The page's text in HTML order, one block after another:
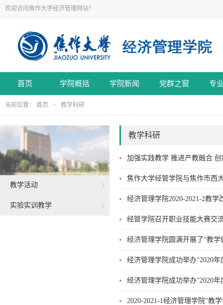
欢迎访问焦作大学经济管理网站！
首页 学院概括 学院新闻 党群之窗 专
当前位置： 首页 > 教学科研
教学活动
实验实训教学
教学科研
加强实践教学 推进产教融合
焦作大学经管学院与焦作市西
经济管理学院2020-2021-2教学
经管学院召开职业技能大赛交
经济管理学院圆满开展了“教
经济管理学院成功举办“2020
经济管理学院成功举办“2020
2020-2021-1经济管理学院“教